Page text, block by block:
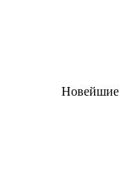
Новейшие